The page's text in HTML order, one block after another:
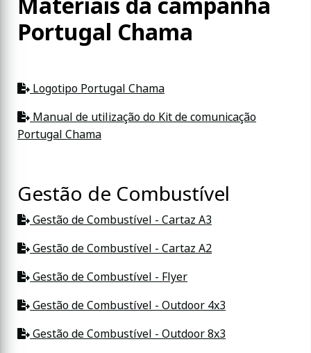
Portugal Chama
Logotipo Portugal Chama
Manual de utilização do Kit de comunicação
Portugal Chama
Gestão de Combustível
Gestão de Combustível - Cartaz A3
Gestão de Combustível - Cartaz A2
Gestão de Combustível - Flyer
Gestão de Combustível - Outdoor 4x3
Gestão de Combustível - Outdoor 8x3